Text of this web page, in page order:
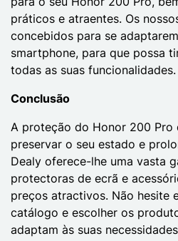
práticos e atraentes. Os
concebidos para se
smartphone, para que possa
todas as suas funcionalidades.
Conclusão
A proteção do Honor 200 Pro
preservar o seu estado e
Dealy oferece-lhe uma vasta
protectoras de ecrã e
preços atractivos. Não hesite
catálogo e escolher os
adaptam às suas